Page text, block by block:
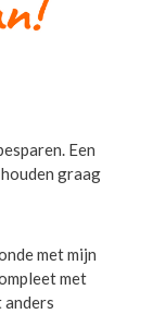
Een
graag
met mijn
met
anders